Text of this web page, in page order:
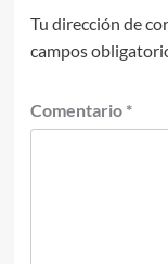
Tu dirección de
campos
Comentario *